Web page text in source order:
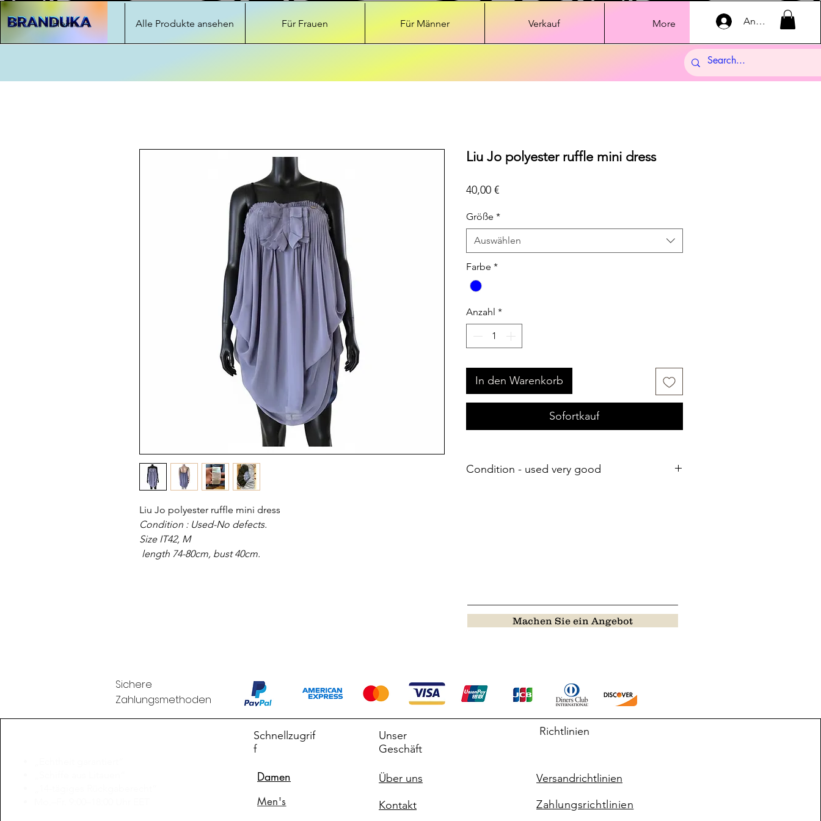
Heim Alle Produkte ansehen Für Frauen Für Männer Verkauf More Anmelden
Liu Jo polyester ruffle mini dress
Condition : Used-No defects.
Size IT42, M
length 74-80cm, bust 40cm.
Liu Jo polyester ruffle mini dress
40,00 €Preis
Größe *
Auswählen
Farbe *
Anzahl *
In den Warenkorb
Sofortkauf
Condition - used very good
Machen Sie ein Angebot
Sichere
Zahlungsmethoden
Schnellzugrif
f
Damen
Men's
Unser
Geschäft
Über uns
Kontakt
Richtlinien
Versandrichtlinien
Zahlungsrichtlinien